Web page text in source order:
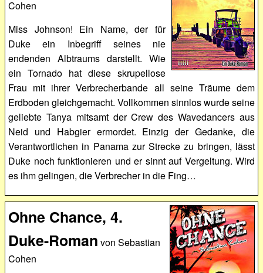
Cohen
Miss Johnson! Ein Name, der für
Duke ein Inbegriff seines nie
endenden Albtraums darstellt. Wie
ein Tornado hat diese skrupellose
Frau mit ihrer Verbrecherbande all seine Träume dem
Erdboden gleichgemacht. Vollkommen sinnlos wurde seine
geliebte Tanya mitsamt der Crew des Wavedancers aus
Neid und Habgier ermordet. Einzig der Gedanke, die
Verantwortlichen in Panama zur Strecke zu bringen, lässt
Duke noch funktionieren und er sinnt auf Vergeltung. Wird
es ihm gelingen, die Verbrecher in die Fing…
Ohne Chance, 4.
Duke-Roman von Sebastian
Cohen